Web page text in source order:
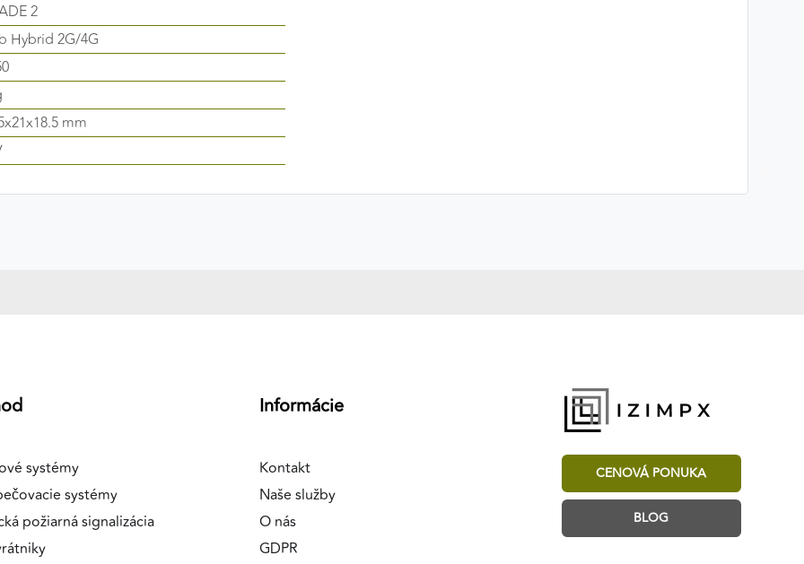
2
Hybrid 2G/4G
mm
systémy
systémy
požiarná signalizácia
Informácie
Kontakt
Naše služby
O nás
GDPR
CENOVÁ PONUKA
BLOG